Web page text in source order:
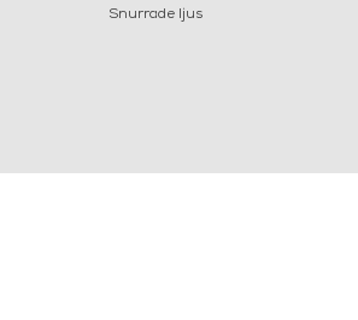
Snurrade ljus